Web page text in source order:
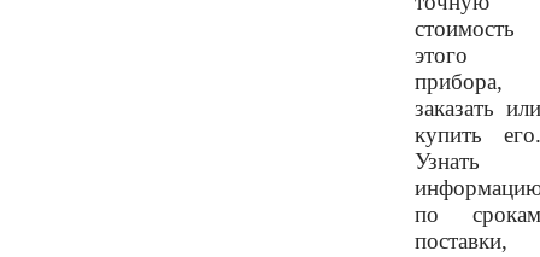
стоимость
этого
прибора,
заказать или
купить его.
Узнать
по срокам
поставки,